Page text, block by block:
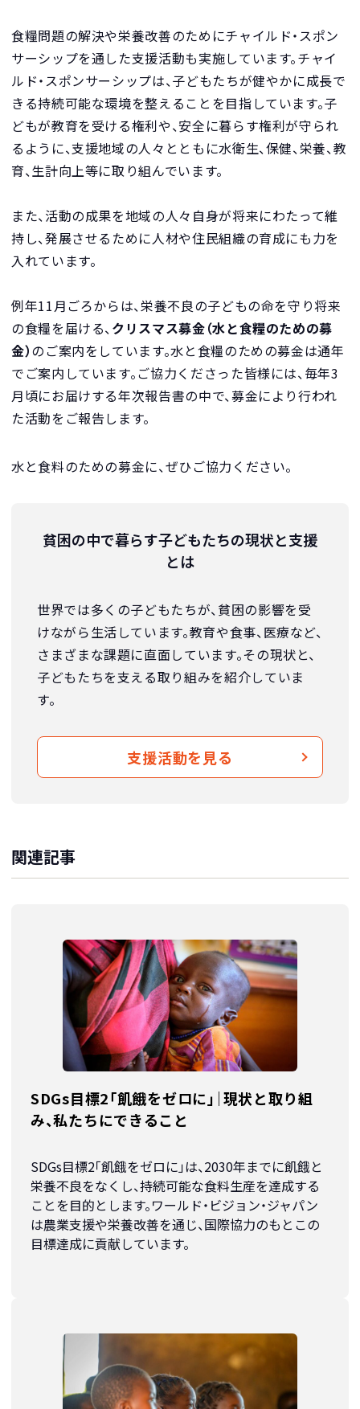
食糧問題の解決や栄養改善のためにチャイルド・スポン
サーシップを通した支援活動も実施しています。チャイ
ルド・スポンサーシップは、子どもたちが健やかに成長で
きる持続可能な環境を整えることを目指しています。子
どもが教育を受ける権利や、安全に暮らす権利が守られ
るように、支援地域の人々とともに水衛生、保健、栄養、教
育、生計向上等に取り組んでいます。
また、活動の成果を地域の人々自身が将来にわたって維
持し、発展させるために人材や住民組織の育成にも力を
入れています。
例年11月ごろからは、栄養不良の子どもの命を守り将来
の食糧を届ける、クリスマス募金（水と食糧のための募
金）のご案内をしています。水と食糧のための募金は通年
でご案内しています。ご協力くださった皆様には、毎年3
月頃にお届けする年次報告書の中で、募金により行われ
た活動をご報告します。
水と食料のための募金に、ぜひご協力ください。
貧困の中で暮らす子どもたちの現状と支援
とは
世界では多くの子どもたちが、貧困の影響を受
けながら生活しています。教育や食事、医療など、
さまざまな課題に直面しています。その現状と、
子どもたちを支える取り組みを紹介していま
す。
支援活動を見る
関連記事
SDGs目標2「飢餓をゼロに」｜現状と取り組
み、私たちにできること
SDGs目標2「飢餓をゼロに」は、2030年までに飢餓と
栄養不良をなくし、持続可能な食料生産を達成する
ことを目的とします。ワールド・ビジョン・ジャパン
は農業支援や栄養改善を通じ、国際協力のもとこの
目標達成に貢献しています。